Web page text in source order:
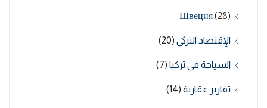
Швеция(28)
الإقتصاد التركي (20)
السياحة في تركيا (7)
تقارير عقارية (14)